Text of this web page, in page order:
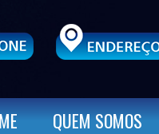
QUEM SOMOS